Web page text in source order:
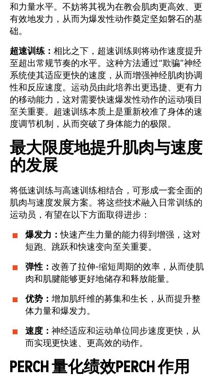
和力量水平。不妨将其视为在教会肌肉更高效、更
有效地发力，从而为爆发性动作奠定坚如磐石的基
础。
超速训练： 相比之下，超速训练则将动作速度提升
至超出常规节奏的水平。这种方法通过“欺骗”神经
系统使其适应更快的速度，从而增强神经肌肉协调
性和反应速度。运动员由此培养出更迅捷、更有力
的移动能力，这对需要快速爆发性动作的运动项目
至关重要。超速训练本质上是重新校准了身体的速
度调节机制，从而突破了身体能力的极限。
最大限度地提升肌肉与速度
的发展
将低速训练与高速训练相结合，可形成一套全面的
肌肉与速度发展方案。将这些技术融入日常训练的
运动员，有望在以下方面取得进步：
爆发力：快速产生力量的能力得到增强，这对
短跑、跳跃和快速变向至关重要。
弹性： 改善了拉伸-缩短周期的效率，从而使肌
肉和肌腱能够更好地储存和释放能量。
优势： 增加肌纤维的募集和生长，从而提升整
体力量和爆发力。
速度： 神经适应和运动单位同步速度更快，从
而实现更快速、更高效的动作。
PERCH 量化绩效PERCH 作用